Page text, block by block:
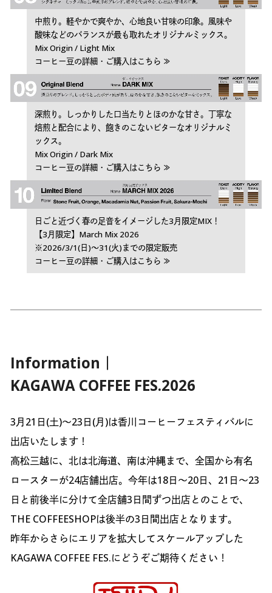
中煎り。軽やかで爽やか、心地良い甘味の印象。風味や
酸味などのバランスが最も取れたオリジナルミックス。
Mix Origin / Light Mix
コーヒー豆の詳細・ご購入はこちら ≫
深煎り。しっかりした口当たりとほのかな甘さ。丁寧な
焙煎と配合により、飽きのこないビターなオリジナルミ
ックス。
Mix Origin / Dark Mix
コーヒー豆の詳細・ご購入はこちら ≫
日ごと近づく春の足音をイメージした3月限定MIX！
【3月限定】March Mix 2026
※2026/3/1(日)〜31(火)までの限定販売
コーヒー豆の詳細・ご購入はこちら ≫
Information｜
KAGAWA COFFEE FES.2026
3月21日(土)〜23日(月)は香川コーヒーフェスティバルに
出店いたします！
高松三越に、北は北海道、南は沖縄まで、全国から有名
ロースターが24店舗出店。今年は18日～20日、21日～23
日と前後半に分けて全店舗3日間ずつ出店とのことで、
THE COFFEESHOPは後半の3日間出店となります。
昨年からさらにエリアを拡大してスケールアップした
KAGAWA COFFEE FES.にどうぞご期待ください！